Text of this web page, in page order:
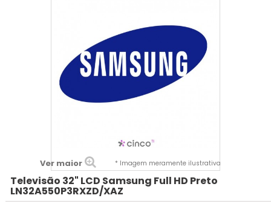
Ver maior * Imagem meramente ilustrativa
Televisão 32" LCD Samsung Full HD Preto
LN32A550P3RXZD/XAZ